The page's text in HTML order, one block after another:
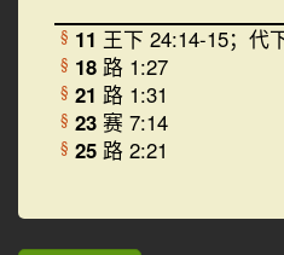
§ 11 王下 24:14-15；代
§ 18 路 1:27
§ 21 路 1:31
§ 23 赛 7:14
§ 25 路 2:21